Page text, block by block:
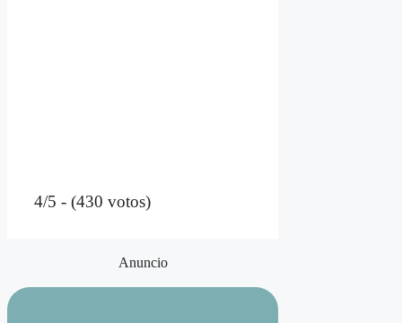
4/5 - (430 votos)
Anuncio